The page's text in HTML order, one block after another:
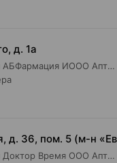
д. 1а
Планета Здоровья АБФармация ИООО Аптека №15
д. 36, пом. 5 (м-н
Планета Здоровья Доктор Время ООО Аптека №51